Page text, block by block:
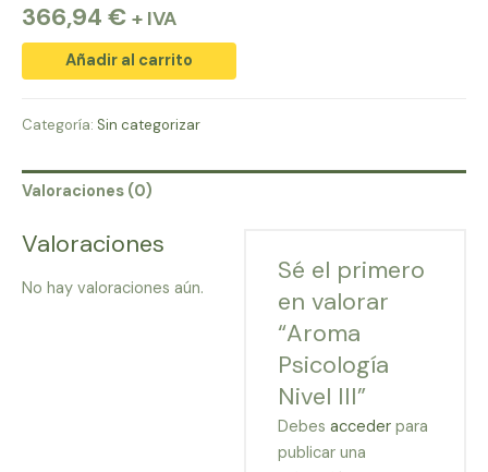
366,94 € + IVA
Aroma
Psicología
III
Añadir al carrito
Categoría: Sin categorizar
Valoraciones (0)
Valoraciones
No hay valoraciones aún.
Sé el primero
en valorar
“Aroma
Psicología
Nivel III”
Debesacceder para
publicar una